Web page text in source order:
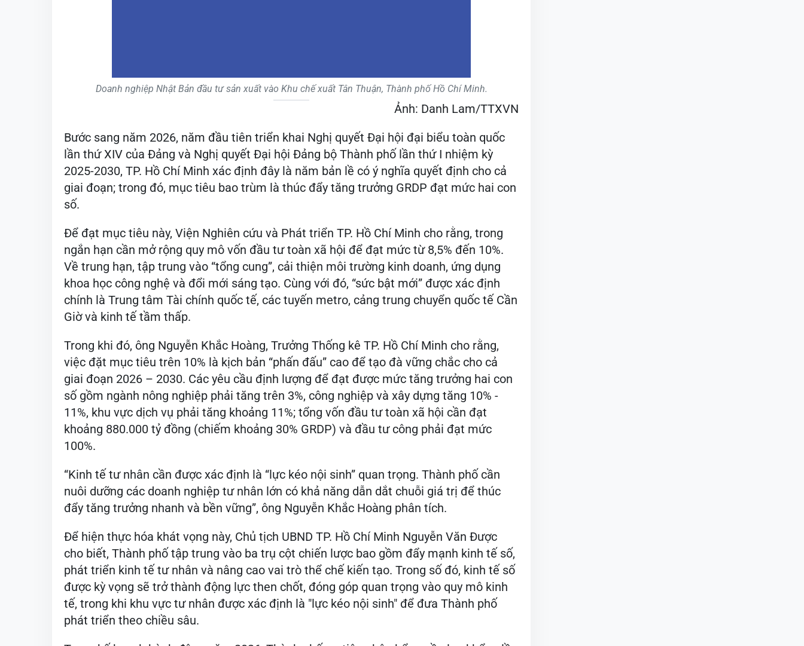
Doanh nghiệp Nhật Bản đầu tư sản xuất vào Khu chế xuất Tân Thuận, Thành phố Hồ Chí Minh.
Ảnh: Danh Lam/TTXVN
Bước sang năm 2026, năm đầu tiên triển khai Nghị quyết Đại hội đại biểu toàn quốc
lần thứ XIV của Đảng và Nghị quyết Đại hội Đảng bộ Thành phố lần thứ I nhiệm kỳ
2025-2030, TP. Hồ Chí Minh xác định đây là năm bản lề có ý nghĩa quyết định cho cả
giai đoạn; trong đó, mục tiêu bao trùm là thúc đẩy tăng trưởng GRDP đạt mức hai con
số.
Để đạt mục tiêu này, Viện Nghiên cứu và Phát triển TP. Hồ Chí Minh cho rằng, trong
ngắn hạn cần mở rộng quy mô vốn đầu tư toàn xã hội để đạt mức từ 8,5% đến 10%.
Về trung hạn, tập trung vào “tổng cung”, cải thiện môi trường kinh doanh, ứng dụng
khoa học công nghệ và đổi mới sáng tạo. Cùng với đó, “sức bật mới” được xác định
chính là Trung tâm Tài chính quốc tế, các tuyến metro, cảng trung chuyển quốc tế Cần
Giờ và kinh tế tầm thấp.
Trong khi đó, ông Nguyễn Khắc Hoàng, Trưởng Thống kê TP. Hồ Chí Minh cho rằng,
việc đặt mục tiêu trên 10% là kịch bản “phấn đấu” cao để tạo đà vững chắc cho cả
giai đoạn 2026 – 2030. Các yêu cầu định lượng để đạt được mức tăng trưởng hai con
số gồm ngành nông nghiệp phải tăng trên 3%, công nghiệp và xây dựng tăng 10% -
11%, khu vực dịch vụ phải tăng khoảng 11%; tổng vốn đầu tư toàn xã hội cần đạt
khoảng 880.000 tỷ đồng (chiếm khoảng 30% GRDP) và đầu tư công phải đạt mức
100%.
“Kinh tế tư nhân cần được xác định là “lực kéo nội sinh” quan trọng. Thành phố cần
nuôi dưỡng các doanh nghiệp tư nhân lớn có khả năng dẫn dắt chuỗi giá trị để thúc
đẩy tăng trưởng nhanh và bền vững”, ông Nguyễn Khắc Hoàng phân tích.
Để hiện thực hóa khát vọng này, Chủ tịch UBND TP. Hồ Chí Minh Nguyễn Văn Được
cho biết, Thành phố tập trung vào ba trụ cột chiến lược bao gồm đẩy mạnh kinh tế số,
phát triển kinh tế tư nhân và nâng cao vai trò thể chế kiến tạo. Trong số đó, kinh tế số
được kỳ vọng sẽ trở thành động lực then chốt, đóng góp quan trọng vào quy mô kinh
tế, trong khi khu vực tư nhân được xác định là "lực kéo nội sinh" để đưa Thành phố
phát triển theo chiều sâu.